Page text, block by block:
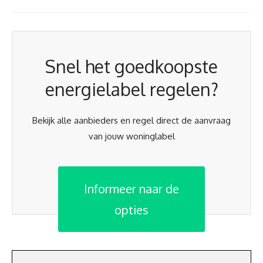
Snel het goedkoopste
energielabel regelen?
Bekijk alle aanbieders en regel direct de aanvraag
van jouw woninglabel
Informeer naar de
opties